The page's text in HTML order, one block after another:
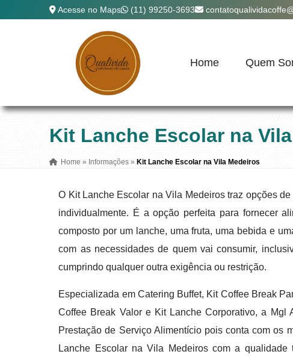
Acesse no Maps (11) 99250-3693
Home Quem
Kit Lanche Escolar na
Home » Informações » Kit Lanche Escolar na Vila Medeiros
O Kit Lanche Escolar na Vila Medeiros traz opções
individualmente. É a opção perfeita para fornecer
composto por um lanche, uma fruta, uma bebida e
com as necessidades de quem vai consumir,
cumprindo qualquer outra exigência ou restrição.
Especializada em Catering Buffet, Kit Coffee Break
Coffee Break Valor e Kit Lanche Corporativo, a Mgl
Prestação de Serviço Alimentício pois conta com os
Lanche Escolar na Vila Medeiros com a